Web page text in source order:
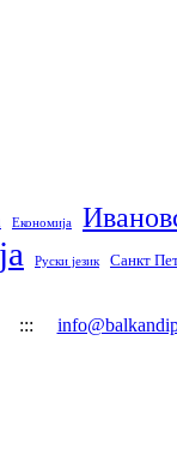
Економија
Руски језик Санкт
:::